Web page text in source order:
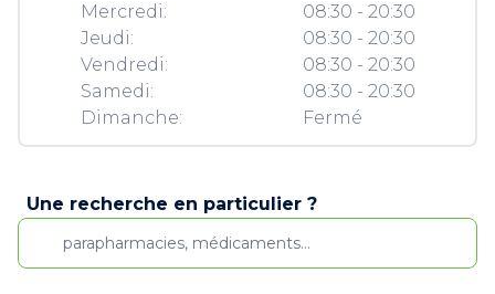
Mercredi:
Jeudi:
Vendredi:
Samedi:
Dimanche:
08:30 - 20:30
08:30 - 20:30
08:30 - 20:30
08:30 - 20:30
Fermé
Une recherche en particulier ?